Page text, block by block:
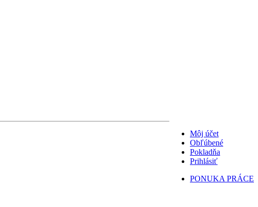
Môj účet
Obľúbené
Pokladňa
Prihlásiť
PONUKA PRÁCE